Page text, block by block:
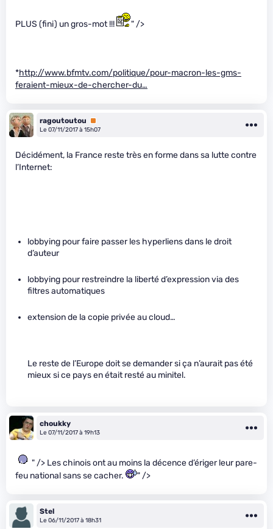
PLUS (fini) un gros-mot !!! " />
*http://www.bfmtv.com/politique/pour-macron-les-gms-
feraient-mieux-de-chercher-du…
ragoutoutou
Premium
Le 07/11/2017 à 15h07
Décidément, la France reste très en forme dans sa lutte contre
l’Internet:
lobbying pour faire passer les hyperliens dans le droit
d’auteur
lobbying pour restreindre la liberté d’expression via des
filtres automatiques
extension de la copie privée au cloud…
Le reste de l’Europe doit se demander si ça n’aurait pas été
mieux si ce pays en était resté au minitel.
choukky
Le 07/11/2017 à 19h13
" /> Les chinois ont au moins la décence d’ériger leur pare-
feu national sans se cacher.
" />
Stel
Le 06/11/2017 à 18h31